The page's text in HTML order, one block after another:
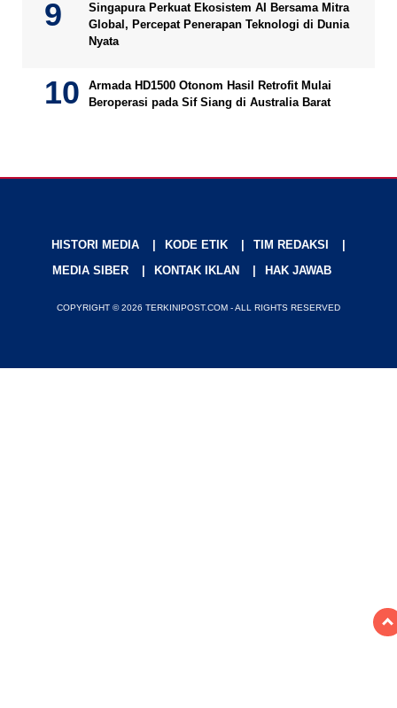
Singapura Perkuat Ekosistem AI Bersama Mitra
Global, Percepat Penerapan Teknologi di Dunia
Nyata
Armada HD1500 Otonom Hasil Retrofit Mulai
Beroperasi pada Sif Siang di Australia Barat
HISTORI MEDIA KODE ETIK
TIM REDAKSI
MEDIA SIBER
KONTAK IKLAN HAK JAWAB
COPYRIGHT © 2026 TERKINIPOST.COM - ALL RIGHTS RESERVED